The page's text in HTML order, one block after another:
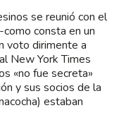
se reunió con el
consta en un
voto dirimente a
New York Times
«no fue secreta»
y sus socios de la
estaban